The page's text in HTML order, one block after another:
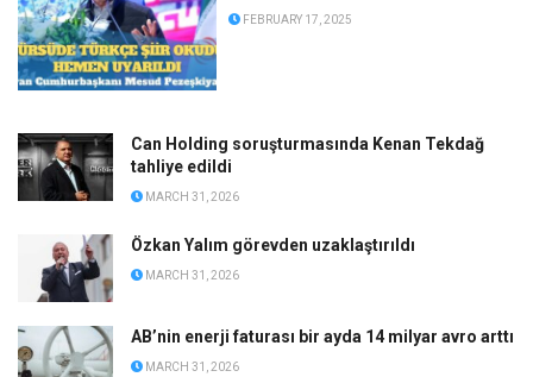
FEBRUARY 17, 2025
Can Holding soruşturmasında Kenan Tekdağ
tahliye edildi
MARCH 31, 2026
Özkan Yalım görevden uzaklaştırıldı
MARCH 31, 2026
AB’nin enerji faturası bir ayda 14 milyar avro arttı
MARCH 31, 2026